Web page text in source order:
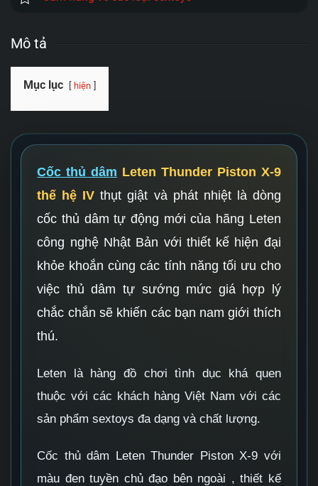
Mô tả
Mục lục hiện
Cốc thủ dâm Leten Thunder Piston X-9
thế hệ IV thụt giật và phát nhiệt là dòng
cốc thủ dâm tự động mới của hãng Leten
công nghệ Nhật Bản với thiết kế hiện đại
khỏe khoắn cùng các tính năng tối ưu cho
việc thủ dâm tự sướng mức giá hợp lý
chắc chắn sẽ khiến các bạn nam giới thích
thú.
Leten là hàng đồ chơi tình dục khá quen
thuộc với các khách hàng Việt Nam với các
sản phẩm sextoys đa dạng và chất lượng.
Cốc thủ dâm Leten Thunder Piston X-9 với
màu đen tuyền chủ đạo bên ngoài , thiết kế